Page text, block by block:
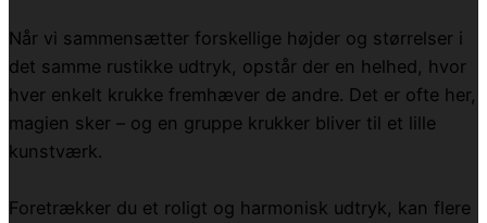
Når vi sammensætter forskellige højder og størrelser i
det samme rustikke udtryk, opstår der en helhed, hvor
hver enkelt krukke fremhæver de andre. Det er ofte her,
magien sker – og en gruppe krukker bliver til et lille
kunstværk.
Foretrækker du et roligt og harmonisk udtryk, kan flere